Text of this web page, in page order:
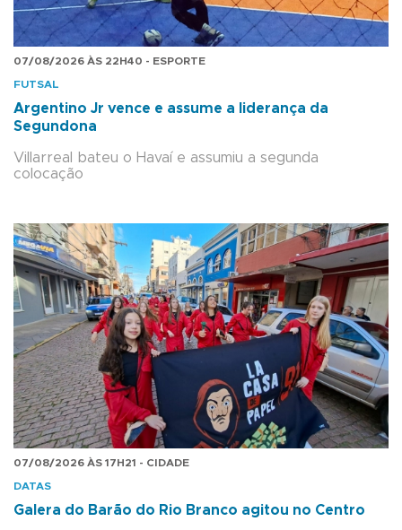
07/08/2026 ÀS 22H40 - ESPORTE
FUTSAL
Argentino Jr vence e assume a liderança da
Segundona
Villarreal bateu o Havaí e assumiu a segunda
colocação
07/08/2026 ÀS 17H21 - CIDADE
DATAS
Galera do Barão do Rio Branco agitou no Centro